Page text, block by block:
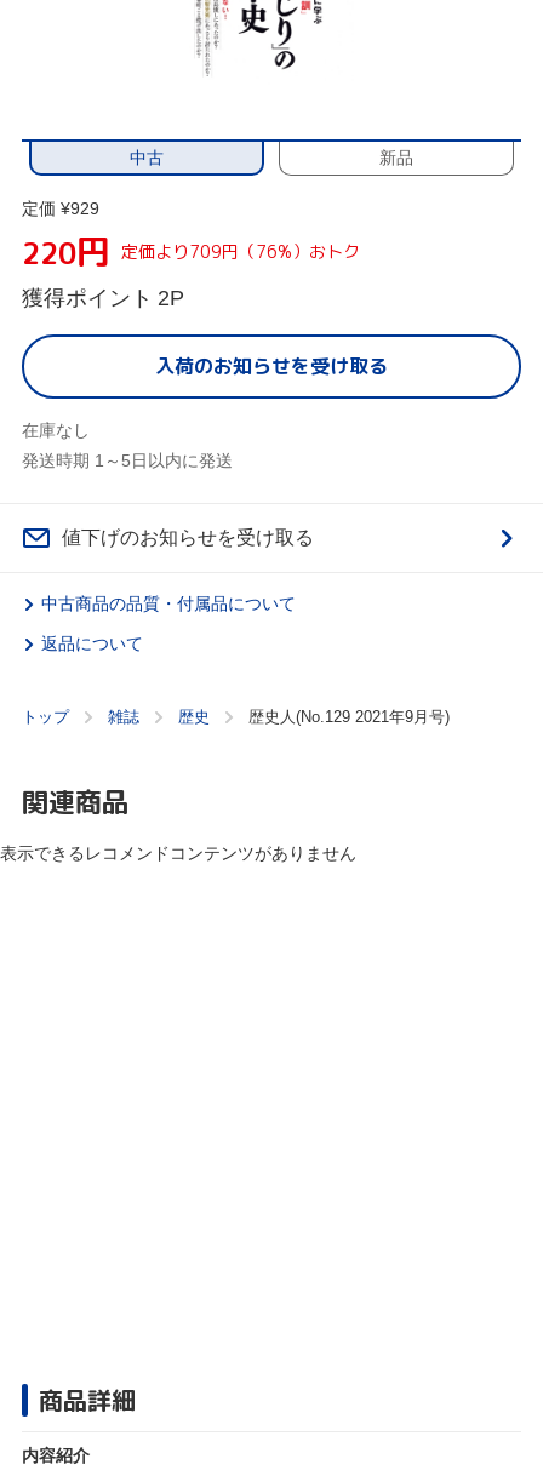
中古 新品
定価 ¥929
220円 定価より709円（76%）おトク
獲得ポイント 2P
入荷のお知らせを受け取る
在庫なし
発送時期 1～5日以内に発送
値下げのお知らせを受け取る
中古商品の品質・付属品について
返品について
トップ 雑誌 歴史 歴史人(No.129 2021年9月号)
関連商品
表示できるレコメンドコンテンツがありません
商品詳細
内容紹介